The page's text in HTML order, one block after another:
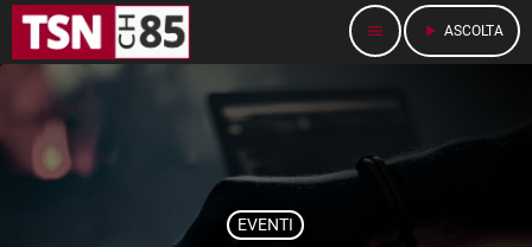
menu play_arrow ASCOLTA
EVENTI